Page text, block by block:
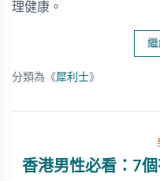
理健康。
分類為《犀利士》
香港男性必看：7